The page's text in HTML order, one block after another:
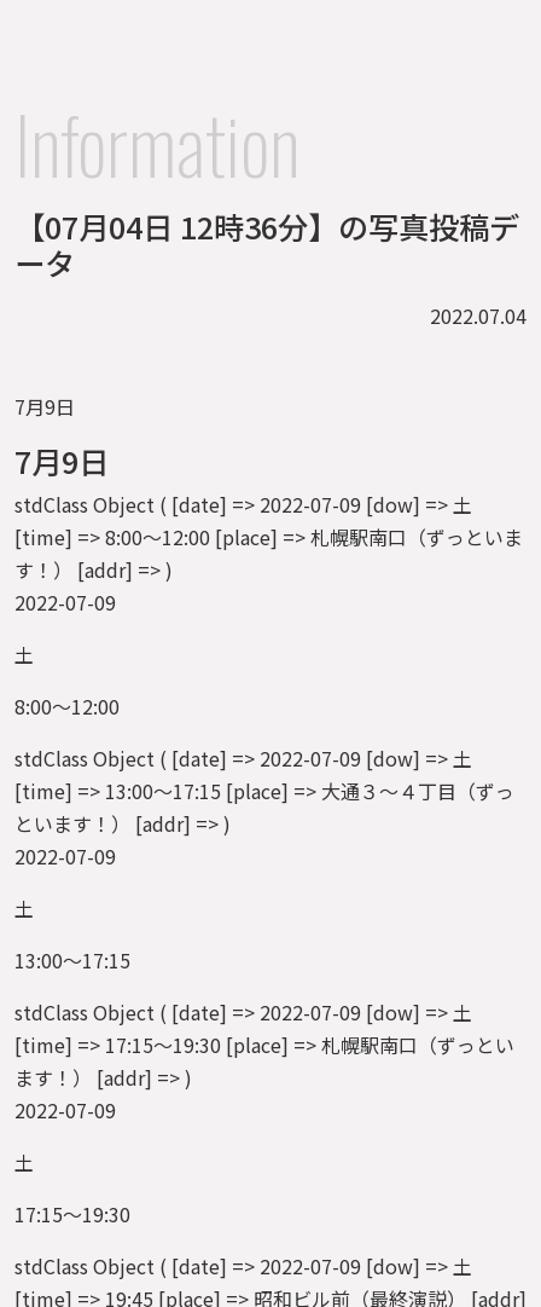
Information
【07月04日 12時36分】の写真投稿デ
ータ
2022.07.04
7月9日
7月9日
stdClass Object ( [date] => 2022-07-09 [dow] => 土
[time] => 8:00～12:00 [place] => 札幌駅南口（ずっといま
す！） [addr] => )
2022-07-09
土
8:00～12:00
stdClass Object ( [date] => 2022-07-09 [dow] => 土
[time] => 13:00～17:15 [place] => 大通３～４丁目（ずっ
といます！） [addr] => )
2022-07-09
土
13:00～17:15
stdClass Object ( [date] => 2022-07-09 [dow] => 土
[time] => 17:15～19:30 [place] => 札幌駅南口（ずっとい
ます！） [addr] => )
2022-07-09
土
17:15～19:30
stdClass Object ( [date] => 2022-07-09 [dow] => 土
[time] => 19:45 [place] => 昭和ビル前（最終演説） [addr]